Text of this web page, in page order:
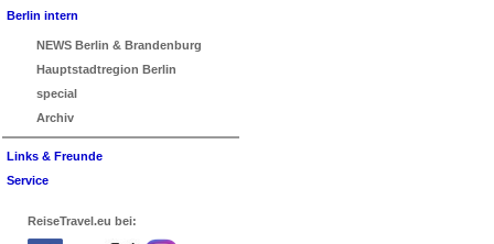
Berlin intern
NEWS Berlin & Brandenburg
Hauptstadtregion Berlin
special
Archiv
Links & Freunde
Service
ReiseTravel.eu bei: